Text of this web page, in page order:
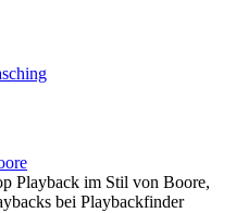
Playback im Stil von Boore,
bei Playbackfinder